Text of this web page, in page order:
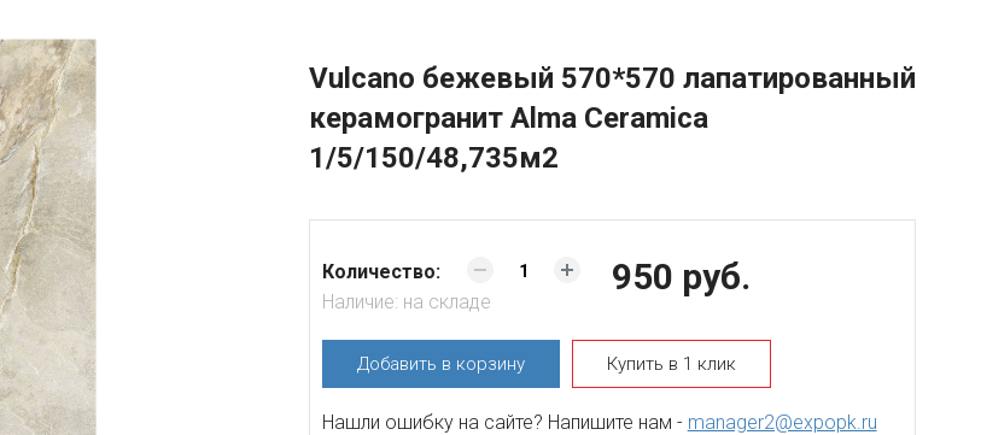
Vulcano бежевый 570*570 лапатированный
керамогранит Alma Ceramica
1/5/150/48,735м2
950 руб.
Количество:
Наличие: на складе
Добавить в корзину Купить в 1 клик
Нашли ошибку на сайте? Напишите нам - manager2@expopk.ru